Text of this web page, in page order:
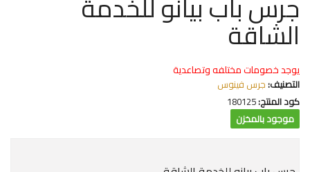
الشاقة
يوجد خصومات مختلفه وتصاعدية
التصنيف:جرس فينوس
كود المنتج:180125
موجود بالمخزن